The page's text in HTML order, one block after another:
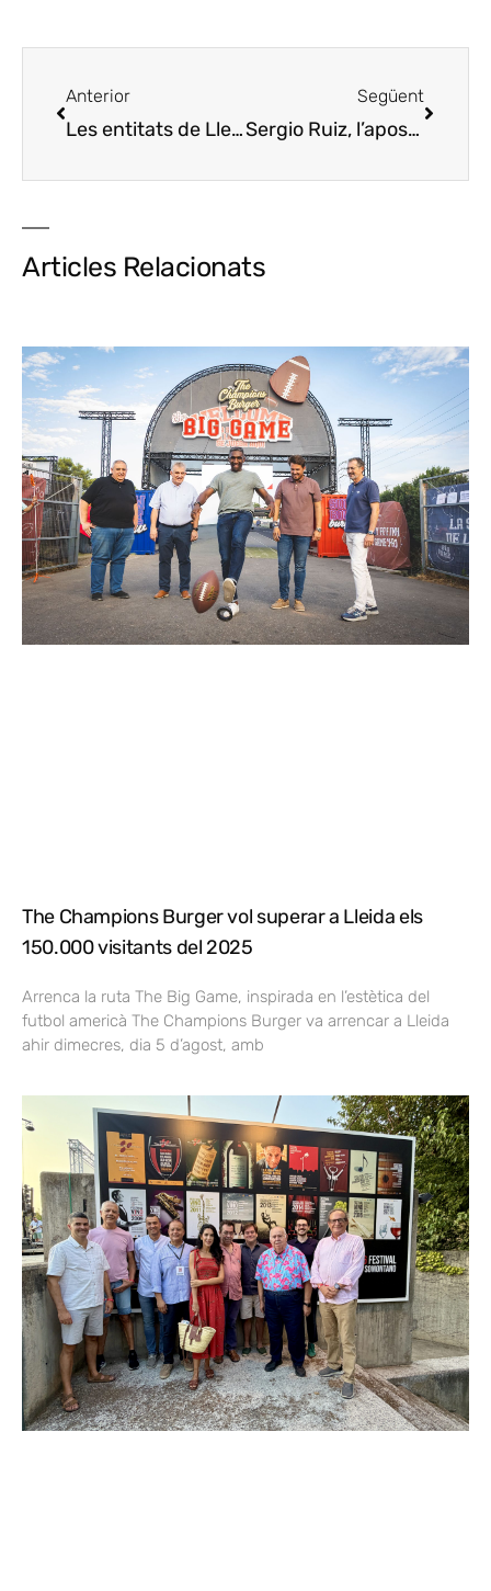
Anterior
Les entitats de Lleida aposten pel Concurs de Paelles de Cappont
Següent
Sergio Ruiz, l’aposta catalana pel concurs Cuiner de l’Any
Articles Relacionats
The Champions Burger vol superar a Lleida els
150.000 visitants del 2025
Arrenca la ruta The Big Game, inspirada en l’estètica del
futbol americà The Champions Burger va arrencar a Lleida
ahir dimecres, dia 5 d’agost, amb